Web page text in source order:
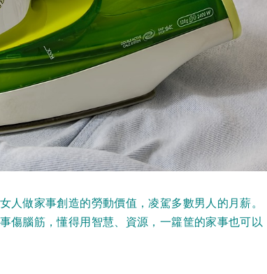
人做家事創造的勞動價值，凌駕多數男人的月薪。
傷腦筋，懂得用智慧、資源，一籮筐的家事也可以